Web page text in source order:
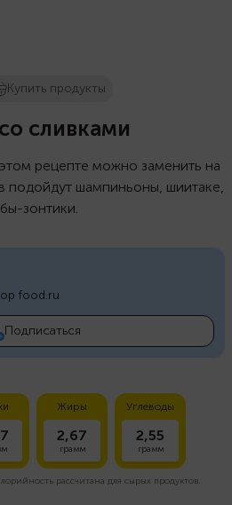
Купить продукты
сливками
рецепте можно заменить на
подойдут шампиньоны, шиитаке,
зонтики.
food.ru
Подписаться
Жиры
2,67
грамм
Углеводы
2,55
грамм
рассчитана для сырых продуктов.